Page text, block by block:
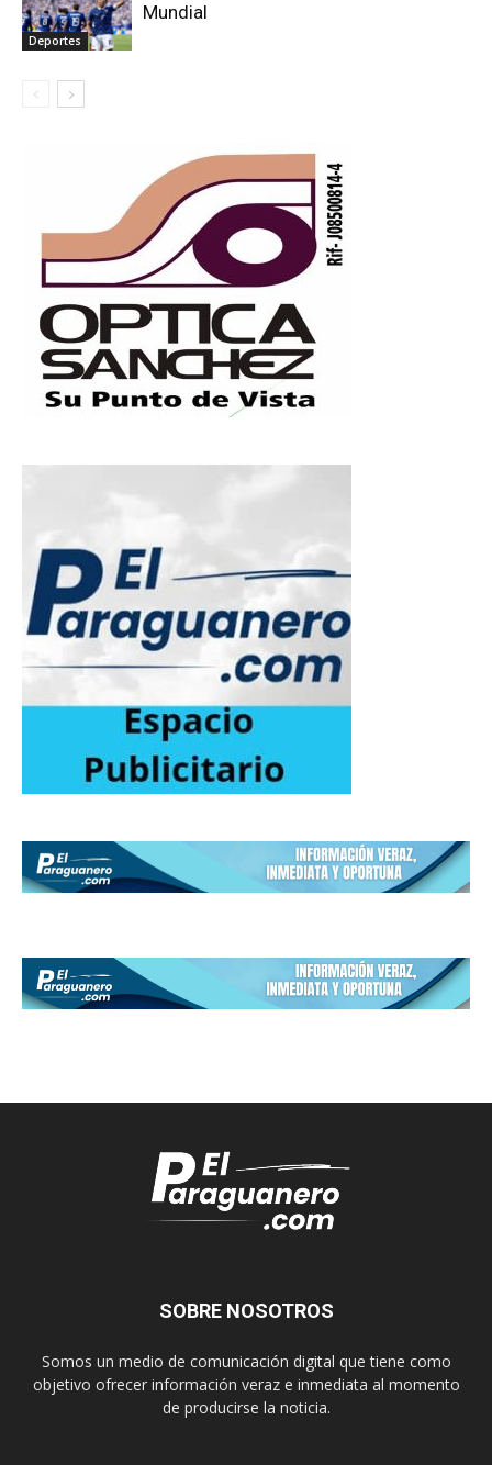
Deportes
Mundial
SOBRE NOSOTROS
Somos un medio de comunicación digital que tiene como
objetivo ofrecer información veraz e inmediata al momento
de producirse la noticia.